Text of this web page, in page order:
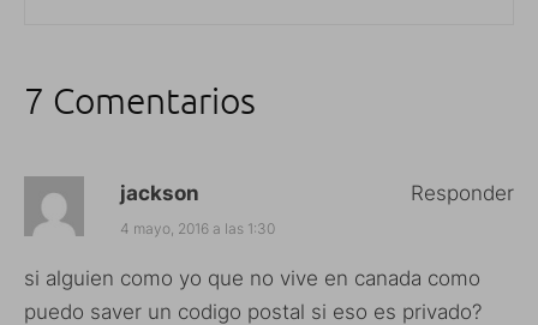
7 Comentarios
jackson
4 mayo, 2016 a las 1:30
si alguien como yo que no vive en canada como
puedo saver un codigo postal si eso es privado?
Responder